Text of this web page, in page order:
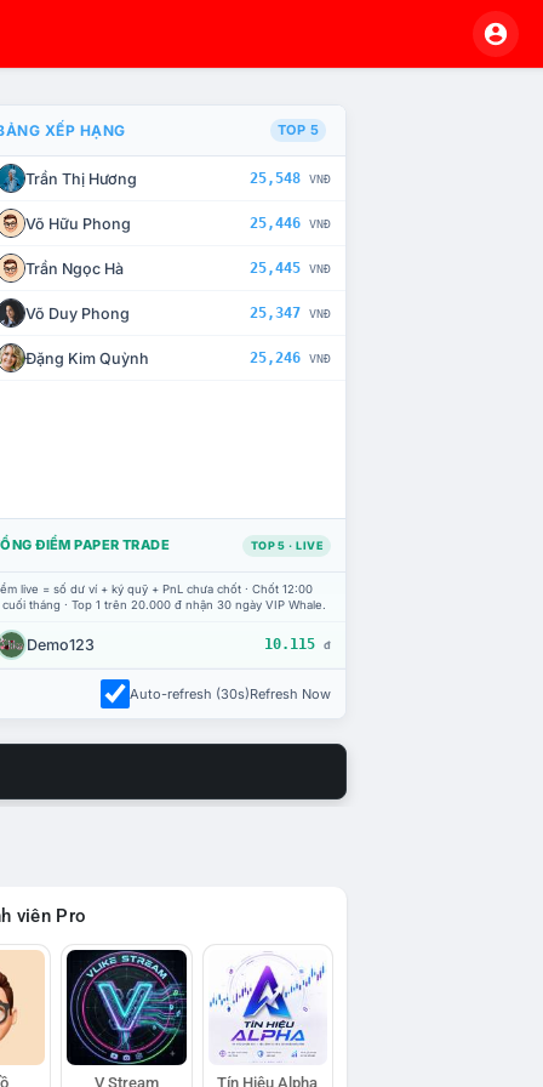
CHẾ TÀI XỬ LÝ VI PHẠM
XẾP HẠNG TOP 5
Trần Thị Hương 25,548 VNĐ
Võ Hữu Phong 25,446 VNĐ
Trần Ngọc Hà 25,445 VNĐ
Võ Duy Phong 25,347 VNĐ
Đặng Kim Quỳnh 25,246 VNĐ
ĐIỂM PAPER TRADE TOP 5 · LIVE
live = số dư ví + ký quỹ + PnL chưa chốt · Chốt 12:00
tháng · Top 1 trên 20.000 đ nhận 30 ngày VIP Whale.
Demo123 10.115 đ
Auto-refresh (30s)Refresh Now
viên Pro
V Stream Tín Hiệu Alpha